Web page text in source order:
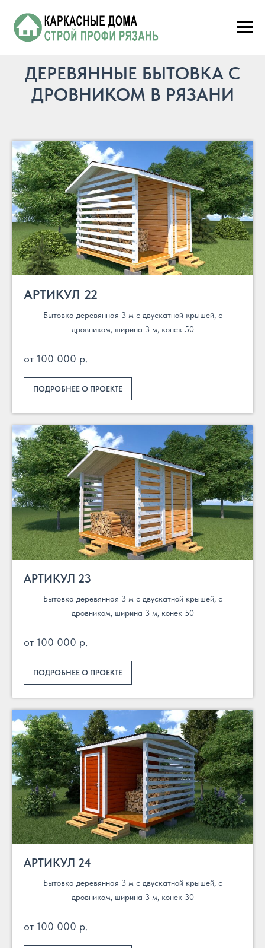
ДЕРЕВЯННЫЕ БЫТОВКА С
ДРОВНИКОМ В РЯЗАНИ
АРТИКУЛ 22
Бытовка деревянная 3 м с двускатной крышей, с
дровником, ширина 3 м, конек 50
от 100 000 р.
ПОДРОБНЕЕ О ПРОЕКТЕ
АРТИКУЛ 23
Бытовка деревянная 3 м с двускатной крышей, с
дровником, ширина 3 м, конек 50
от 100 000 р.
ПОДРОБНЕЕ О ПРОЕКТЕ
АРТИКУЛ 24
Бытовка деревянная 3 м с двускатной крышей, с
дровником, ширина 3 м, конек 30
от 100 000 р.